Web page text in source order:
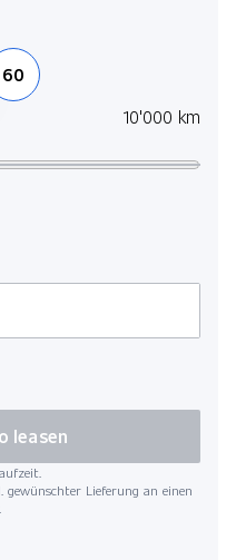
60
10'000 km
gewünschter Lieferung an einen
leasen